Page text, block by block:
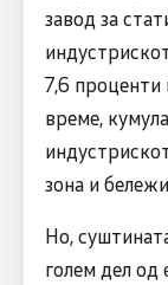
завод за
7,6 проценти
време,
зона и
Но,
голем дел од